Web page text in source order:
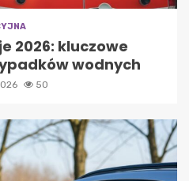
2026: kluczowe
wodnych
50